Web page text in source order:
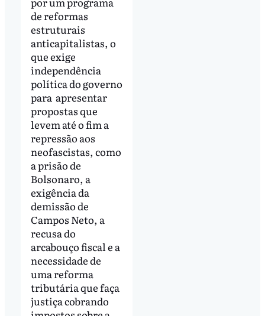
de reformas
estruturais
anticapitalistas, o
que exige
independência
política do governo
para apresentar
propostas que
levem até o fim a
repressão aos
neofascistas, como
a prisão de
Bolsonaro, a
exigência da
demissão de
Campos Neto, a
recusa do
arcabouço fiscal e a
necessidade de
uma reforma
tributária que faça
justiça cobrando